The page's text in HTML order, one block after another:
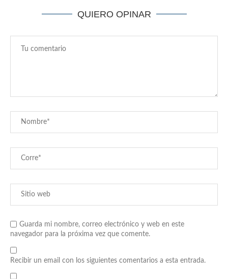
QUIERO OPINAR
Guarda mi nombre, correo electrónico y web en este
navegador para la próxima vez que comente.
Recibir un email con los siguientes comentarios a esta entrada.